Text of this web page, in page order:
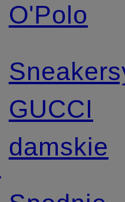
O'Polo
GUCCI
damskie